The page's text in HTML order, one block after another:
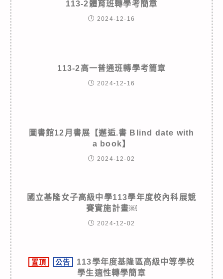
113-2體育班轉學考簡章
2024-12-16
113-2高一普通班轉學考簡章
2024-12-16
圖書館12月書展【邂逅.書 Blind date with
a book】
2024-12-02
國立基隆女子高級中學113學年度校內科展競
賽實施計畫￼
2024-12-02
置頂 公告
113學年度基隆區高級中等學校
學生適性轉學簡章